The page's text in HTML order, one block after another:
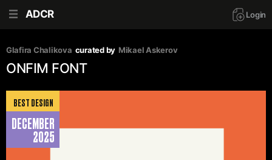
ADCR Login
Glafira Chalikova curated by Mikael Askerov
ONFIM FONT
BEST DESIGN
DECEMBER
2025